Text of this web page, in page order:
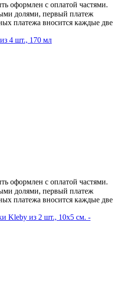
оформлен с оплатой частями.
долями, первый платеж
платежа вносится каждые две
4 шт., 170 мл
оформлен с оплатой частями.
долями, первый платеж
платежа вносится каждые две
Kleby из 2 шт., 10x5 см. -